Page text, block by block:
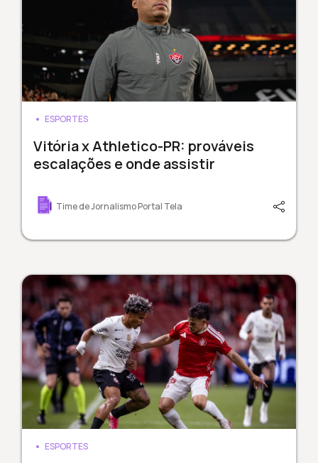
ESPORTES
Vitória x Athletico-PR: prováveis
escalações e onde assistir
Time de Jornalismo Portal Tela
ESPORTES